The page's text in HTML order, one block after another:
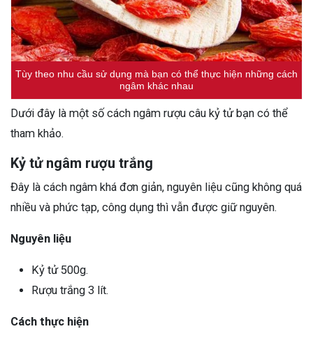
Tùy theo nhu cầu sử dụng mà bạn có thể thực hiện những cách
ngâm khác nhau
Dưới đây là một số cách ngâm rượu câu kỷ tử bạn có thể
tham khảo.
Kỷ tử ngâm rượu trắng
Đây là cách ngâm khá đơn giản, nguyên liệu cũng không quá
nhiều và phức tạp, công dụng thì vẫn được giữ nguyên.
Nguyên liệu
Kỷ tử 500g.
Rượu trắng 3 lít.
Cách thực hiện